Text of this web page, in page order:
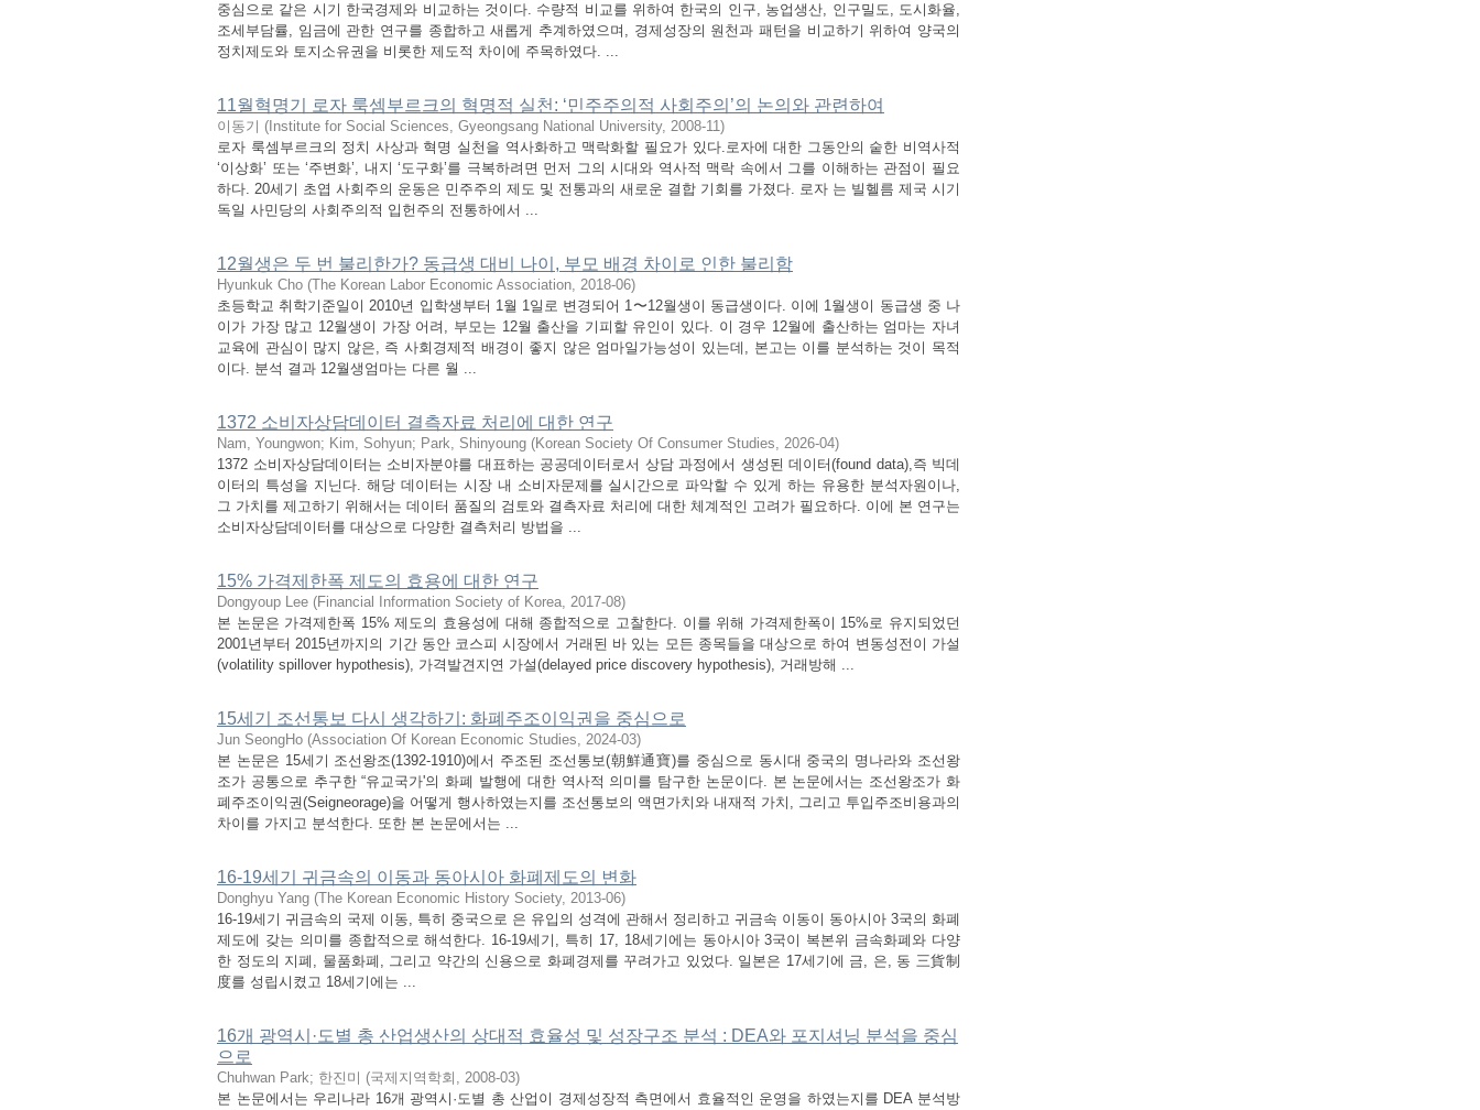
중심으로 같은 시기 한국경제와 비교하는 것이다. 수량적 비교를 위하여 한국의 인구, 농업생산, 인구밀도, 도시화율,
조세부담률, 임금에 관한 연구를 종합하고 새롭게 추계하였으며, 경제성장의 원천과 패턴을 비교하기 위하여 양국의
정치제도와 토지소유권을 비롯한 제도적 차이에 주목하였다. ...
11월혁명기 로자 룩셈부르크의 혁명적 실천: ‘민주주의적 사회주의’의 논의와 관련하여
이동기 ( Institute for Social Sciences, Gyeongsang National University, 2008-11)
로자 룩셈부르크의 정치 사상과 혁명 실천을 역사화하고 맥락화할 필요가 있다.로자에 대한 그동안의 숱한 비역사적
‘이상화’ 또는 ‘주변화’, 내지 ‘도구화’를 극복하려면 먼저 그의 시대와 역사적 맥락 속에서 그를 이해하는 관점이 필요
하다. 20세기 초엽 사회주의 운동은 민주주의 제도 및 전통과의 새로운 결합 기회를 가졌다. 로자 는 빌헬름 제국 시기
독일 사민당의 사회주의적 입헌주의 전통하에서 ...
12월생은 두 번 불리한가? 동급생 대비 나이, 부모 배경 차이로 인한 불리함
Hyunkuk Cho (The Korean Labor Economic Association, 2018-06)
초등학교 취학기준일이 2010년 입학생부터 1월 1일로 변경되어 1〜12월생이 동급생이다. 이에 1월생이 동급생 중 나
이가 가장 많고 12월생이 가장 어려, 부모는 12월 출산을 기피할 유인이 있다. 이 경우 12월에 출산하는 엄마는 자녀
교육에 관심이 많지 않은, 즉 사회경제적 배경이 좋지 않은 엄마일가능성이 있는데, 본고는 이를 분석하는 것이 목적
이다. 분석 결과 12월생엄마는 다른 월 ...
1372 소비자상담데이터 결측자료 처리에 대한 연구
Nam, Youngwon; Kim, Sohyun; Park, Shinyoung (Korean Society Of Consumer Studies, 2026-04)
1372 소비자상담데이터는 소비자분야를 대표하는 공공데이터로서 상담 과정에서 생성된 데이터(found data),즉 빅데
이터의 특성을 지닌다. 해당 데이터는 시장 내 소비자문제를 실시간으로 파악할 수 있게 하는 유용한 분석자원이나,
그 가치를 제고하기 위해서는 데이터 품질의 검토와 결측자료 처리에 대한 체계적인 고려가 필요하다. 이에 본 연구는
소비자상담데이터를 대상으로 다양한 결측처리 방법을 ...
15% 가격제한폭 제도의 효용에 대한 연구
Dongyoup Lee (Financial Information Society of Korea, 2017-08)
본 논문은 가격제한폭 15% 제도의 효용성에 대해 종합적으로 고찰한다. 이를 위해 가격제한폭이 15%로 유지되었던
2001년부터 2015년까지의 기간 동안 코스피 시장에서 거래된 바 있는 모든 종목들을 대상으로 하여 변동성전이 가설
(volatility spillover hypothesis), 가격발견지연 가설(delayed price discovery hypothesis), 거래방해 ...
15세기 조선통보 다시 생각하기: 화폐주조이익권을 중심으로
Jun SeongHo (Association Of Korean Economic Studies, 2024-03)
본 논문은 15세기 조선왕조(1392-1910)에서 주조된 조선통보(朝鮮通寶)를 중심으로 동시대 중국의 명나라와 조선왕
조가 공통으로 추구한 “유교국가'의 화폐 발행에 대한 역사적 의미를 탐구한 논문이다. 본 논문에서는 조선왕조가 화
폐주조이익권(Seigneorage)을 어떻게 행사하였는지를 조선통보의 액면가치와 내재적 가치, 그리고 투입주조비용과의
차이를 가지고 분석한다. 또한 본 논문에서는 ...
16-19세기 귀금속의 이동과 동아시아 화폐제도의 변화
Donghyu Yang (The Korean Economic History Society, 2013-06)
16-19세기 귀금속의 국제 이동, 특히 중국으로 은 유입의 성격에 관해서 정리하고 귀금속 이동이 동아시아 3국의 화폐
제도에 갖는 의미를 종합적으로 해석한다. 16-19세기, 특히 17, 18세기에는 동아시아 3국이 복본위 금속화폐와 다양
한 정도의 지폐, 물품화폐, 그리고 약간의 신용으로 화폐경제를 꾸려가고 있었다. 일본은 17세기에 금, 은, 동 三貨制
度를 성립시켰고 18세기에는 ...
16개 광역시·도별 총 산업생산의 상대적 효율성 및 성장구조 분석 : DEA와 포지셔닝 분석을 중심
으로
Chuhwan Park; 한진미 (국제지역학회 , 2008-03)
본 논문에서는 우리나라 16개 광역시·도별 총 산업이 경제성장적 측면에서 효율적인 운영을 하였는지를 DEA 분석방